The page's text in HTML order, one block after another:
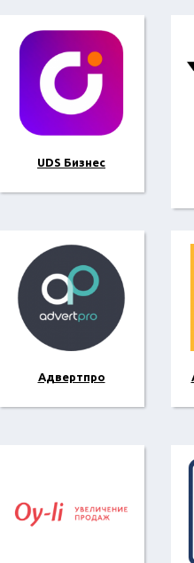
UDS Бизнес
Адвертпро